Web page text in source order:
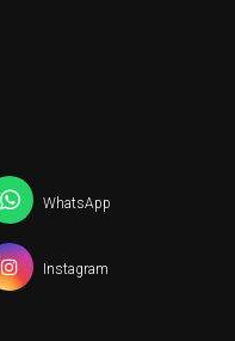
WhatsApp
Instagram